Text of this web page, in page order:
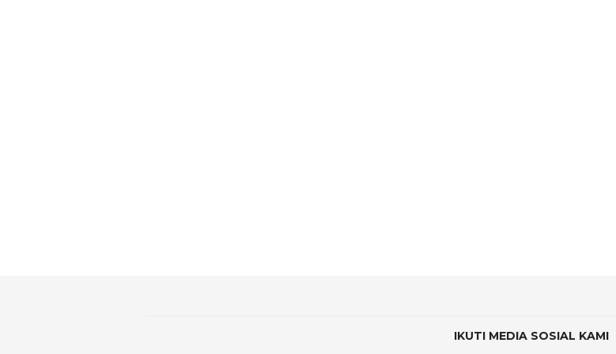
IKUTI MEDIA SOSIAL KAMI